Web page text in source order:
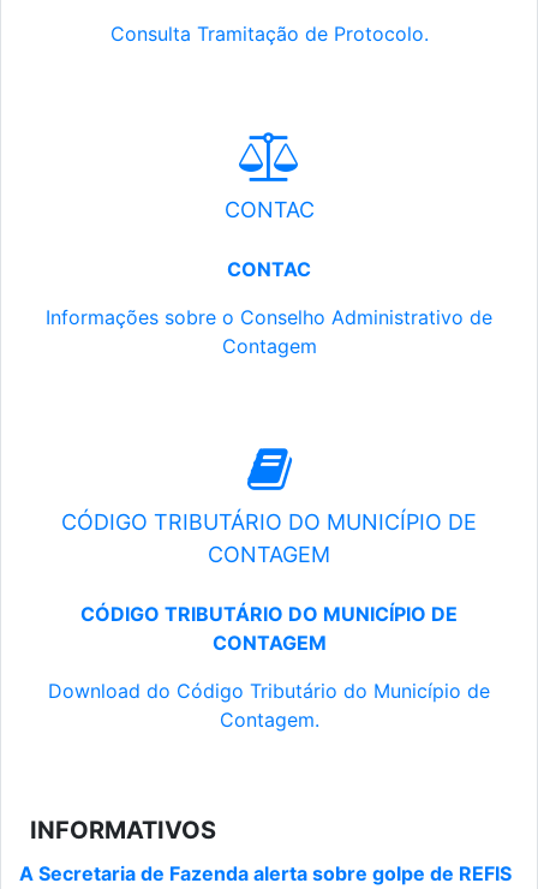
Consulta Tramitação de Protocolo.
CONTAC
CONTAC
Informações sobre o Conselho Administrativo de
Contagem
CÓDIGO TRIBUTÁRIO DO MUNICÍPIO DE
CONTAGEM
CÓDIGO TRIBUTÁRIO DO MUNICÍPIO DE
CONTAGEM
Download do Código Tributário do Município de
Contagem.
INFORMATIVOS
A Secretaria de Fazenda alerta sobre golpe de REFIS